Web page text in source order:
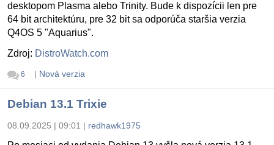
desktopom Plasma alebo Trinity. Bude k dispozícii len pre
64 bit architektúru, pre 32 bit sa odporúča staršia verzia
Q4OS 5 "Aquarius".
Zdroj: DistroWatch.com
6 | Nová verzia
Debian 13.1 Trixie
08.09.2025 | 09:01 | redhawk1975